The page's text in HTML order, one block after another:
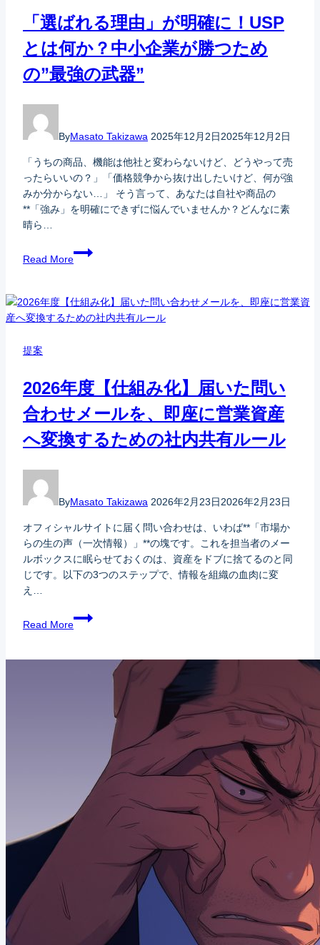
「選ばれる理由」が明確に！USP
とは何か？中小企業が勝つため
の”最強の武器”
ByMasato Takizawa 2025年12月2日2025年12月2日
「うちの商品、機能は他社と変わらないけど、どうやって売
ったらいいの？」「価格競争から抜け出したいけど、何が強
みか分からない…」 そう言って、あなたは自社や商品の
**「強み」を明確にできずに悩んでいませんか？どんなに素
晴ら…
Read More
提案
2026年度【仕組み化】届いた問い
合わせメールを、即座に営業資産
へ変換するための社内共有ルール
ByMasato Takizawa 2026年2月23日2026年2月23日
オフィシャルサイトに届く問い合わせは、いわば**「市場か
らの生の声（一次情報）」**の塊です。これを担当者のメー
ルボックスに眠らせておくのは、資産をドブに捨てるのと同
じです。以下の3つのステップで、情報を組織の血肉に変
え…
Read More